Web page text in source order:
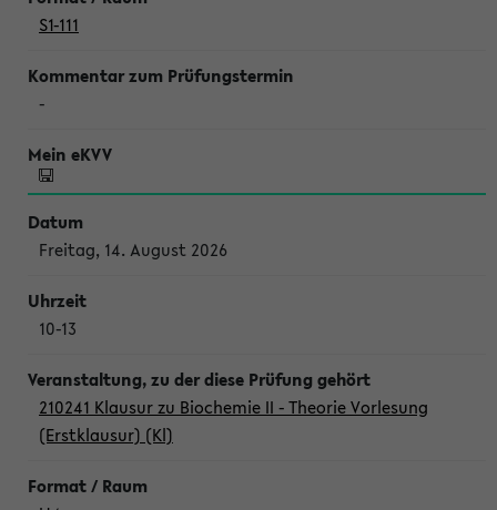
S1-111
-
Freitag, 14. August 2026
10-13
210241 Klausur zu Biochemie II - Theorie Vorlesung
(Erstklausur) (Kl)